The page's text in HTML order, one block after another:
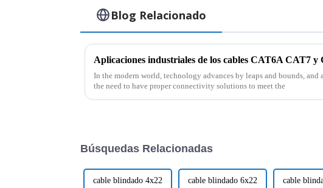
Blog Relacionado
In the modern world, technology advances by leaps and bounds, and
the need to have proper connectivity solutions to meet the
Búsquedas Relacionadas
cable blindado 4x22 cable blindado 6x22 cable